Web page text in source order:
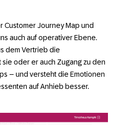
Customer Journey Map und
auch auf operativer Ebene.
dem Vertrieb die
oder er auch Zugang zu den
– und versteht die Emotionen
auf Anhieb besser.